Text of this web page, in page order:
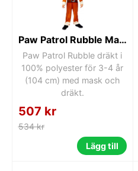
Paw Patrol Rubble Maskeraddräkt 3–4 år (104 cm)
Paw Patrol Rubble dräkt i
100% polyester för 3-4 år
(104 cm) med mask och
dräkt.
507 kr
534 kr
Lägg till